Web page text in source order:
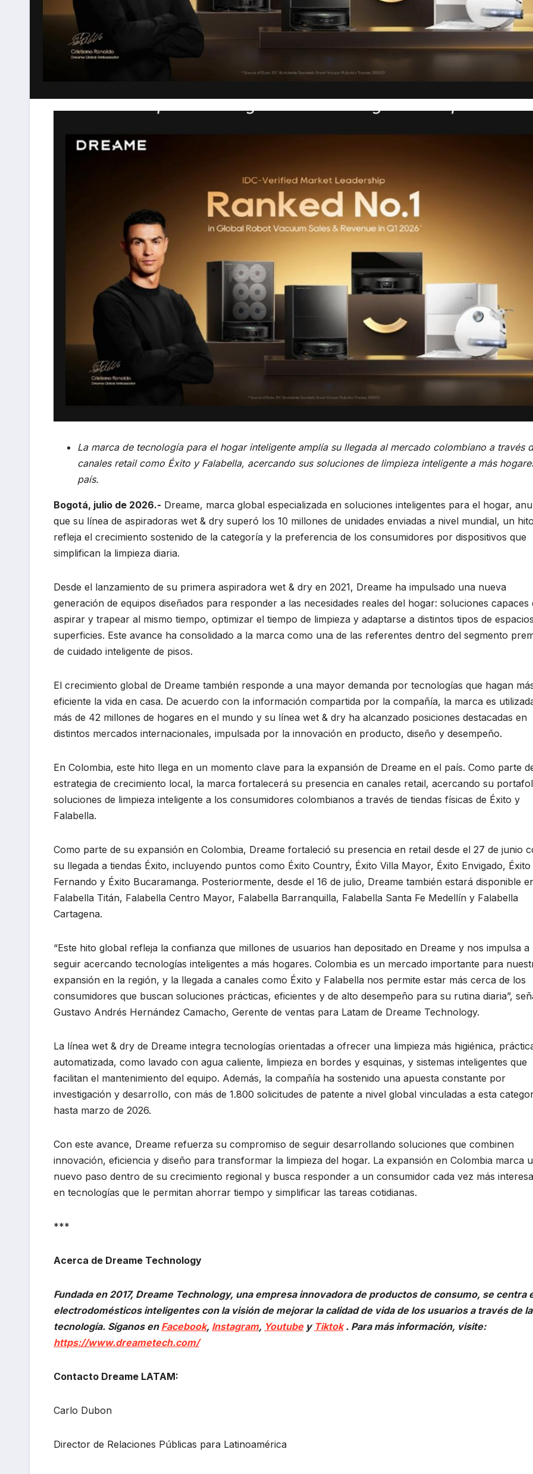
La marca de tecnología para el hogar inteligente amplía su llegada al mercado colombiano a través
canales retail como Éxito y Falabella, acercando sus soluciones de limpieza inteligente a más
país.
Bogotá, julio de 2026.- Dreame, marca global especializada en soluciones inteligentes para el hogar,
que su línea de aspiradoras wet & dry superó los 10 millones de unidades enviadas a nivel mundial, un
refleja el crecimiento sostenido de la categoría y la preferencia de los consumidores por dispositivos que
simplifican la limpieza diaria.
Desde el lanzamiento de su primera aspiradora wet & dry en 2021, Dreame ha impulsado una nueva
generación de equipos diseñados para responder a las necesidades reales del hogar: soluciones capaces
aspirar y trapear al mismo tiempo, optimizar el tiempo de limpieza y adaptarse a distintos tipos de
superficies. Este avance ha consolidado a la marca como una de las referentes dentro del segmento
de cuidado inteligente de pisos.
El crecimiento global de Dreame también responde a una mayor demanda por tecnologías que hagan
eficiente la vida en casa. De acuerdo con la información compartida por la compañía, la marca es
más de 42 millones de hogares en el mundo y su línea wet & dry ha alcanzado posiciones destacadas en
distintos mercados internacionales, impulsada por la innovación en producto, diseño y desempeño.
En Colombia, este hito llega en un momento clave para la expansión de Dreame en el país. Como parte
estrategia de crecimiento local, la marca fortalecerá su presencia en canales retail, acercando su
soluciones de limpieza inteligente a los consumidores colombianos a través de tiendas físicas de Éxito y
Falabella.
Como parte de su expansión en Colombia, Dreame fortaleció su presencia en retail desde el 27 de junio
su llegada a tiendas Éxito, incluyendo puntos como Éxito Country, Éxito Villa Mayor, Éxito Envigado, Éxito
Fernando y Éxito Bucaramanga. Posteriormente, desde el 16 de julio, Dreame también estará disponible
Falabella Titán, Falabella Centro Mayor, Falabella Barranquilla, Falabella Santa Fe Medellín y Falabella
Cartagena.
“Este hito global refleja la confianza que millones de usuarios han depositado en Dreame y nos impulsa a
seguir acercando tecnologías inteligentes a más hogares. Colombia es un mercado importante para
expansión en la región, y la llegada a canales como Éxito y Falabella nos permite estar más cerca de los
consumidores que buscan soluciones prácticas, eficientes y de alto desempeño para su rutina diaria”,
Gustavo Andrés Hernández Camacho, Gerente de ventas para Latam de Dreame Technology.
La línea wet & dry de Dreame integra tecnologías orientadas a ofrecer una limpieza más higiénica,
automatizada, como lavado con agua caliente, limpieza en bordes y esquinas, y sistemas inteligentes que
facilitan el mantenimiento del equipo. Además, la compañía ha sostenido una apuesta constante por
investigación y desarrollo, con más de 1.800 solicitudes de patente a nivel global vinculadas a esta
hasta marzo de 2026.
Con este avance, Dreame refuerza su compromiso de seguir desarrollando soluciones que combinen
innovación, eficiencia y diseño para transformar la limpieza del hogar. La expansión en Colombia marca
nuevo paso dentro de su crecimiento regional y busca responder a un consumidor cada vez más
en tecnologías que le permitan ahorrar tiempo y simplificar las tareas cotidianas.
***
Acerca de Dreame Technology
Fundada en 2017, Dreame Technology, una empresa innovadora de productos de consumo, se centra
electrodomésticos inteligentes con la visión de mejorar la calidad de vida de los usuarios a través de la
tecnología. Síganos en Facebook, Instagram, Youtubey Tiktok. Para más información, visite:
https://www.dreametech.com/
Contacto Dreame LATAM:
Carlo Dubon
Director de Relaciones Públicas para Latinoamérica